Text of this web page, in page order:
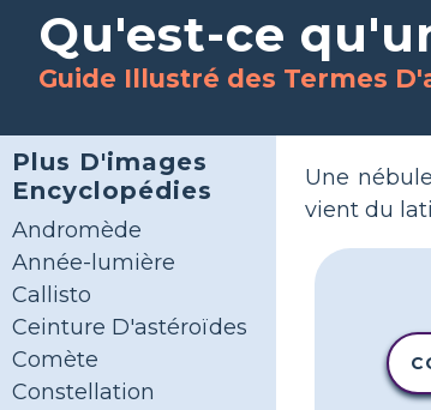
Qu'est-ce
Guide Illustré des Termes
Plus D'images
Encyclopédies
Andromède
Année-lumière
Callisto
Ceinture D'astéroïdes
Comète
Constellation
Une
vient du